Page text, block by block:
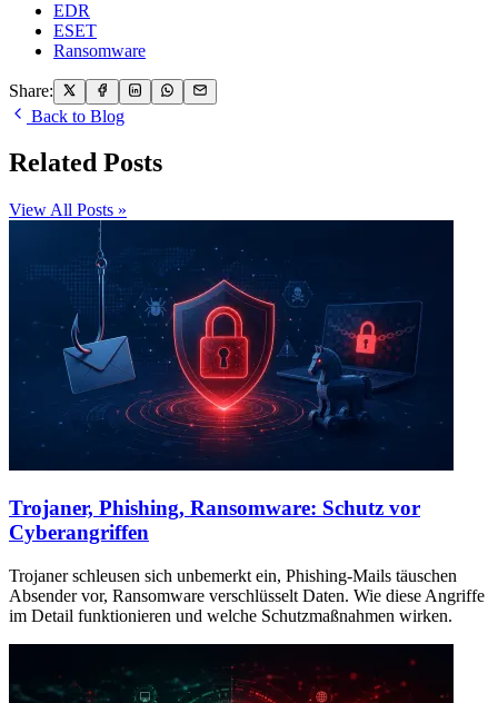
EDR
ESET
Ransomware
Share:
Back to Blog
Related Posts
View All Posts »
Trojaner, Phishing, Ransomware: Schutz vor
Cyberangriffen
Trojaner schleusen sich unbemerkt ein, Phishing-Mails täuschen
Absender vor, Ransomware verschlüsselt Daten. Wie diese Angriffe
im Detail funktionieren und welche Schutzmaßnahmen wirken.